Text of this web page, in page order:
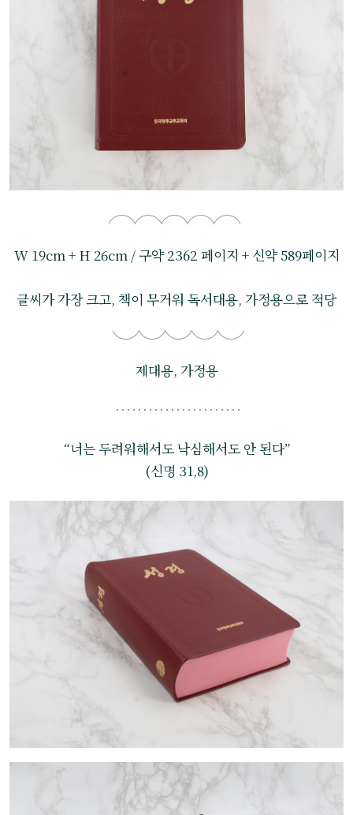
W 19cm + H 26cm / 구약 2362 페이지 + 신약 589페이지
글씨가 가장 크고, 책이 무거워 독서대용, 가정용으로 적당
제대용, 가정용
“너는 두려워해서도 낙심해서도 안 된다”
(신명 31,8)